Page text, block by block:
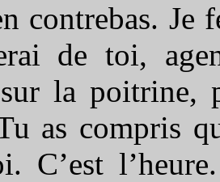
contrebas. Je
de toi,
sur la poitrine,
as compris
C’est